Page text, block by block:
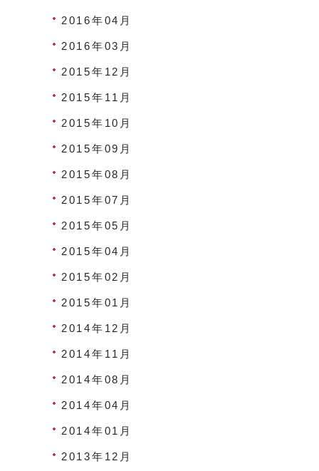
2016年04月
2016年03月
2015年12月
2015年11月
2015年10月
2015年09月
2015年08月
2015年07月
2015年05月
2015年04月
2015年02月
2015年01月
2014年12月
2014年11月
2014年08月
2014年04月
2014年01月
2013年12月